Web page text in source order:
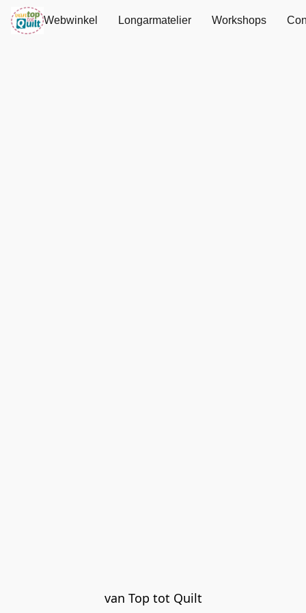
Webwinkel Longarmatelier Workshops
van Top tot Quilt